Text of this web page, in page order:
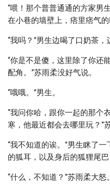
“喂！那个普普通通的方家男
在小巷的墙壁上，痞里痞气的
“我吗？”男生边喝了口奶茶，
“你是不是傻，这里除了你还
配角。”苏雨柔没好气说。
“哦哦。”男生。
“我问你哈，跟你一起的那个
寒，他最近都会去哪里玩？”
“我不知道的诶。”男生眯了
的狐耳，以及身后的狐狸尾
“什么，不知道？”苏雨柔大怒。